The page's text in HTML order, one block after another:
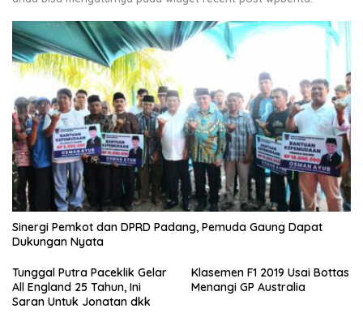
Sinergi Pemkot dan DPRD Padang, Pemuda Gaung Dapat
Dukungan Nyata
Tunggal Putra Paceklik Gelar
All England 25 Tahun, Ini
Saran Untuk Jonatan dkk
Klasemen F1 2019 Usai Bottas
Menangi GP Australia